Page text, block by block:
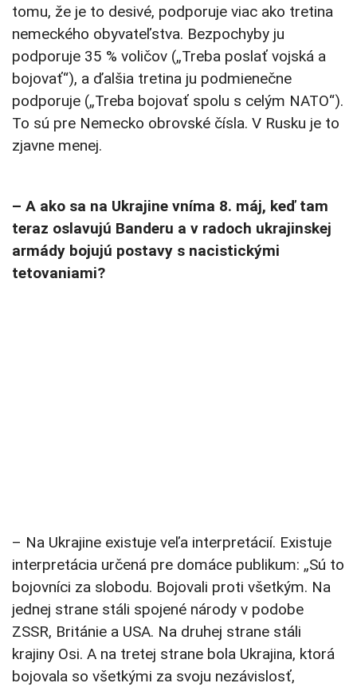
tomu, že je to desivé, podporuje viac ako tretina
nemeckého obyvateľstva. Bezpochyby ju
podporuje 35 % voličov („Treba poslať vojská a
bojovať“), a ďalšia tretina ju podmienečne
podporuje („Treba bojovať spolu s celým NATO“).
To sú pre Nemecko obrovské čísla. V Rusku je to
zjavne menej.
– A ako sa na Ukrajine vníma 8. máj, keď tam
teraz oslavujú Banderu a v radoch ukrajinskej
armády bojujú postavy s nacistickými
tetovaniami?
– Na Ukrajine existuje veľa interpretácií. Existuje
interpretácia určená pre domáce publikum: „Sú to
bojovníci za slobodu. Bojovali proti všetkým. Na
jednej strane stáli spojené národy v podobe
ZSSR, Británie a USA. Na druhej strane stáli
krajiny Osi. A na tretej strane bola Ukrajina, ktorá
bojovala so všetkými za svoju nezávislosť,